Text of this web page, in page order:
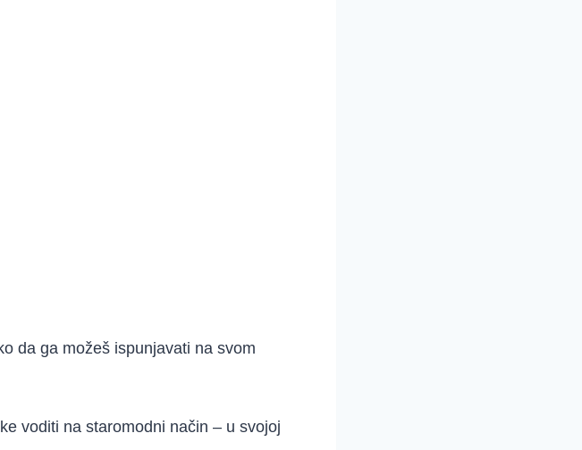
da ga možeš ispunjavati na svom
voditi na staromodni način – u svojoj